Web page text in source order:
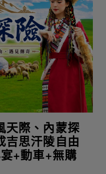
天際、內蒙探
吉思汗陵自由
+動車+無購